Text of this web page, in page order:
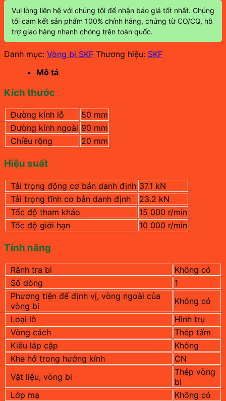
Vui lòng liên hệ với chúng tôi để nhận báo giá tốt nhất. Chúng
tôi cam kết sản phẩm 100% chính hãng, chứng từ CO/CQ, hỗ
trợ giao hàng nhanh chóng trên toàn quốc.
Danh mục: Vòng bi SKF Thương hiệu: SKF
Mô tả
Kích thước
Đường kính lỗ
50 mm
Đường kính ngoài 90 mm
Chiều rộng
20 mm
Hiệu suất
Tải trọng động cơ bản danh định 37.1 kN
Tải trọng tĩnh cơ bản danh định
23.2 kN
Tốc độ tham khảo
15 000 r/min
Tốc độ giới hạn
10 000 r/min
Tính năng
Rãnh tra bi
Không có
Số dòng
1
Phương tiện để định vị, vòng ngoài của
vòng bi
Không có
Loại lỗ
Hình trụ
Vòng cách
Thép tấm
Kiểu lắp cặp
Không
Khe hở trong hướng kính
CN
Vật liệu, vòng bi
Thép vòng
bi
Lớp mạ
Không có